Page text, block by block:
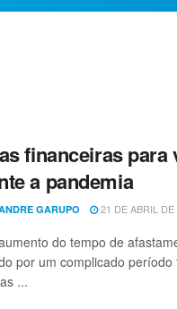
financeiras para
a pandemia
GARUPO 21 DE ABRIL DE
do tempo de
por um complicado
...